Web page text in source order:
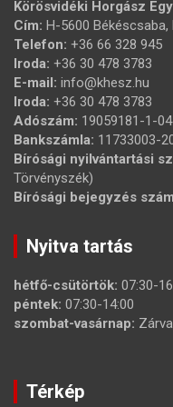
Körösvidéki Horgász
Cím: H-5600 Békéscsaba,
Telefon: +36 66 328 945
Iroda: +36 30 478 3783
E-mail: info@khesz.hu
Iroda: +36 30 478 3783
Adószám: 19059181-1-04
Bankszámla: 11733003-
Bírósági nyilvántartási
Törvényszék)
Bírósági bejegyzés
Nyitva tartás
hétfő-csütörtök: 07:30-
péntek: 07:30-14:00
szombat-vasárnap: Zárva
Térkép